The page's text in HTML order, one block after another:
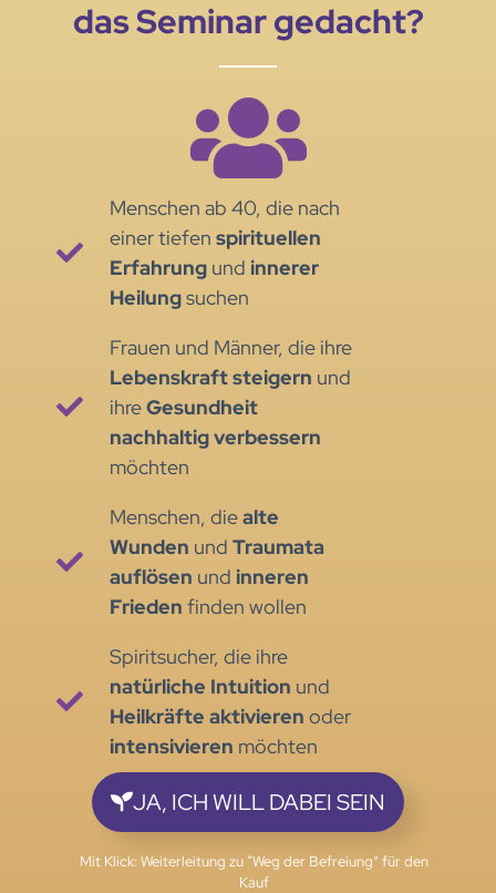
das Seminar gedacht?
Menschen ab 40, die nach
einer tiefen spirituellen
Erfahrung und innerer
Heilungsuchen
Frauen und Männer, die ihre
Lebenskraft steigern und
ihreGesundheit
nachhaltig verbessern
möchten
Menschen, diealte
Wunden und Traumata
auflösen und inneren
Frieden finden wollen
Spiritsucher, die ihre
natürliche Intuition und
Heilkräfte aktivieren oder
intensivieren möchten
JA, ICH WILL DABEI SEIN
Mit Klick: Weiterleitung zu “Weg der Befreiung” für den
Kauf